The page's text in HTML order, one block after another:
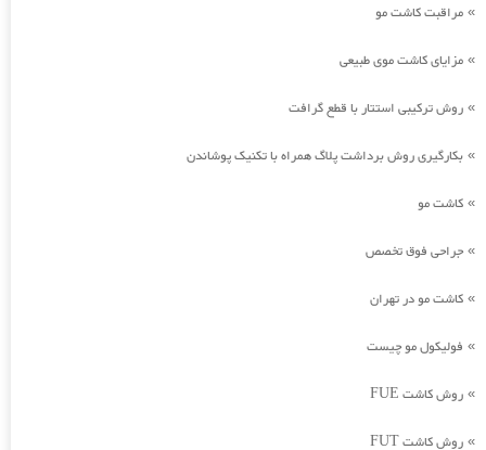
» مراقبت کاشت مو
» مزایای کاشت موی طبیعی
» روش ترکیبی استتار با قطع گرافت
» بکارگیری روش برداشت پلاگ همراه با تکنیک پوشاندن
» کاشت مو
» جراحی فوق تخصص
» کاشت مو در تهران
» فولیکول مو چیست
» روش کاشت FUE
» روش کاشت FUT